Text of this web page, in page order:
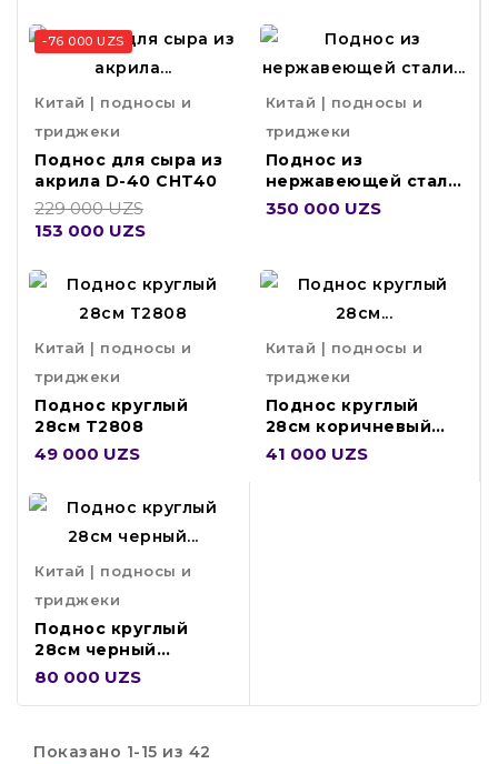
-76 000 UZS
Китай | подносы и
триджеки
Поднос для сыра из
акрила D-40 CHT40
229 000 UZS
153 000 UZS
Китай | подносы и
триджеки
Поднос из
нержавеющей стали
40см DS-1016NHRO
350 000 UZS
Китай | подносы и
триджеки
Поднос круглый
28см T2808
49 000 UZS
Китай | подносы и
триджеки
Поднос круглый
28см коричневый
TF-1100CTBMC-FG
41 000 UZS
Китай | подносы и
триджеки
Поднос круглый
28см черный
T2808B
80 000 UZS
Показано 1-15 из 42